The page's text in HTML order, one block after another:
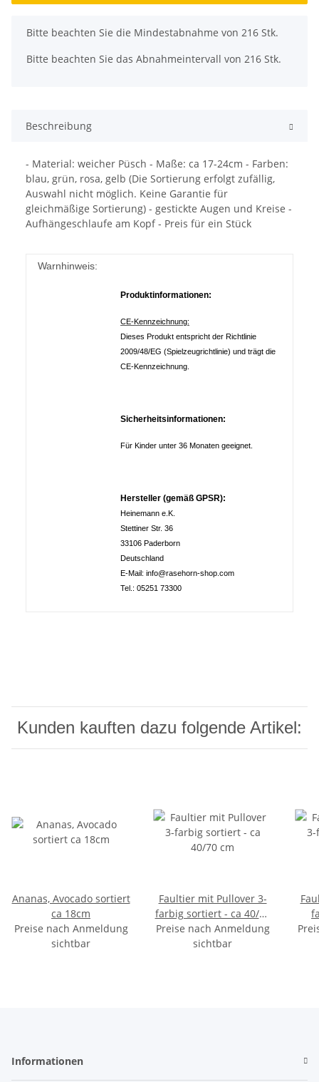
x
Bitte beachten Sie die Mindestabnahme von 216 Stk.
Bitte beachten Sie das Abnahmeintervall von 216 Stk.
Beschreibung
- Material: weicher Püsch - Maße: ca 17-24cm - Farben:
blau, grün, rosa, gelb (Die Sortierung erfolgt zufällig,
Auswahl nicht möglich. Keine Garantie für
gleichmäßige Sortierung) - gestickte Augen und Kreise -
Aufhängeschlaufe am Kopf - Preis für ein Stück
Warnhinweis:
Produktinformationen:
CE-Kennzeichnung:
Dieses Produkt entspricht der Richtlinie
2009/48/EG (Spielzeugrichtlinie) und trägt die
CE-Kennzeichnung.
Sicherheitsinformationen:
Für Kinder unter 36 Monaten geeignet.
Hersteller (gemäß GPSR):
Heinemann e.K.
Stettiner Str. 36
33106 Paderborn
Deutschland
E-Mail: info@rasehorn-shop.com
Tel.: 05251 73300
Kunden kauften dazu folgende Artikel:
Ananas, Avocado sortiert
ca 18cm
Preise nach Anmeldung
sichtbar
Faultier mit Pullover 3-
farbig sortiert - ca 40/70
cm
Preise nach Anmeldung
sichtbar
Informationen